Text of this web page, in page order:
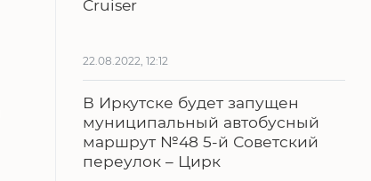
Cruiser
22.08.2022, 12:12
В Иркутске будет запущен
муниципальный автобусный
маршрут №48 5-й Советский
переулок – Цирк